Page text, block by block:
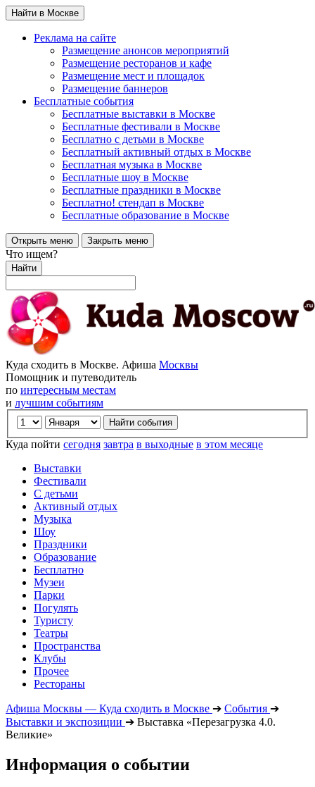
Найти в Москве
Реклама на сайте
Размещение анонсов мероприятий
Размещение ресторанов и кафе
Размещение мест и площадок
Размещение баннеров
Бесплатные события
Бесплатные выставки в Москве
Бесплатные фестивали в Москве
Бесплатно с детьми в Москве
Бесплатный активный отдых в Москве
Бесплатная музыка в Москве
Бесплатные шоу в Москве
Бесплатные праздники в Москве
Бесплатно! стендап в Москве
Бесплатные образование в Москве
Открыть меню Закрыть меню
Что ищем?
Найти
Куда сходить в Москве. Афиша Москвы
Помощник и путеводитель
по интересным местам
и лучшим событиям
Куда пойти сегодня завтра в выходные в этом месяце
Выставки
Фестивали
С детьми
Активный отдых
Музыка
Шоу
Праздники
Образование
Бесплатно
Музеи
Парки
Погулять
Туристу
Театры
Пространства
Клубы
Прочее
Рестораны
Афиша Москвы — Куда сходить в Москве ➔ События ➔
Выставки и экспозиции ➔ Выставка «Перезагрузка 4.0.
Великие»
Информация о событии